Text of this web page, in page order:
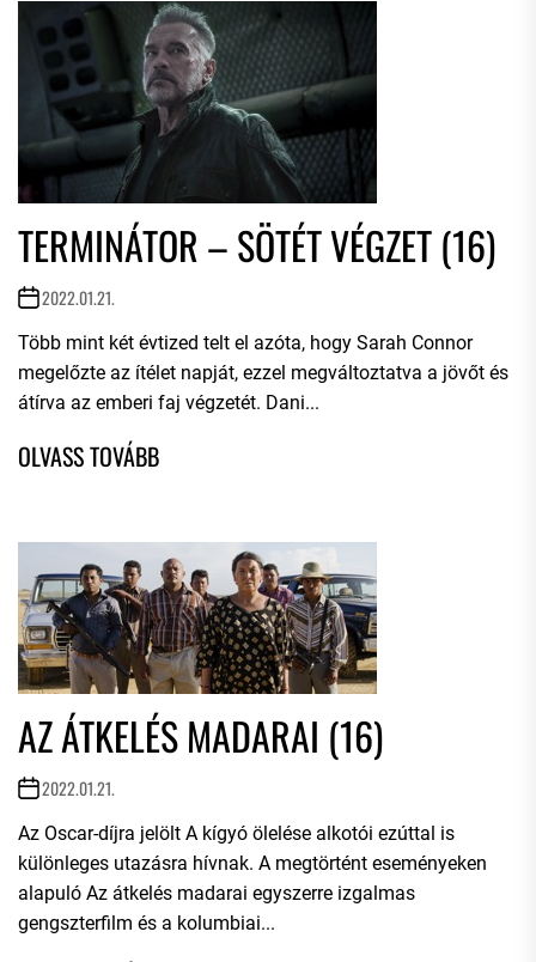
TERMINÁTOR – SÖTÉT VÉGZET (16)
2022.01.21.
Több mint két évtized telt el azóta, hogy Sarah Connor
megelőzte az ítélet napját, ezzel megváltoztatva a jövőt és
átírva az emberi faj végzetét. Dani...
AZ ÁTKELÉS MADARAI (16)
2022.01.21.
Az Oscar-díjra jelölt A kígyó ölelése alkotói ezúttal is
különleges utazásra hívnak. A megtörtént eseményeken
alapuló Az átkelés madarai egyszerre izgalmas
gengszterfilm és a kolumbiai...